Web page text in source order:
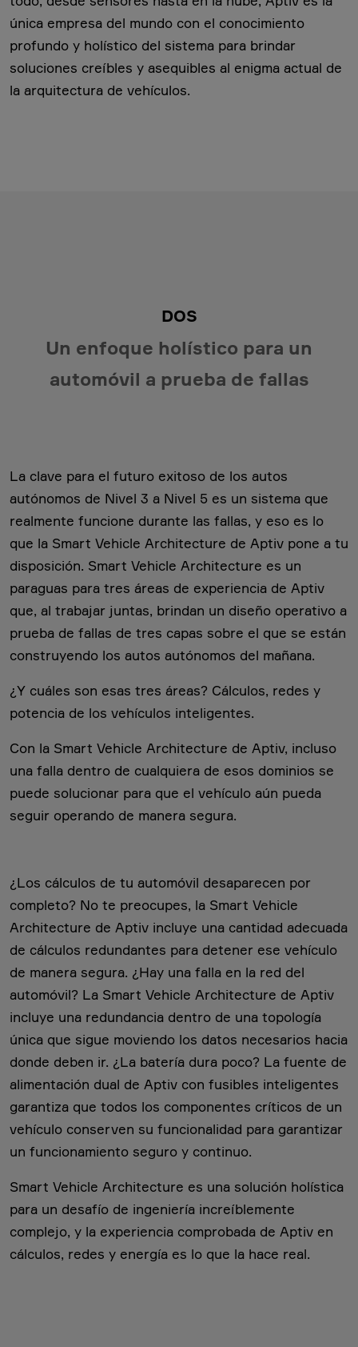
única empresa del mundo con el conocimiento
profundo y holístico del sistema para brindar
soluciones creíbles y asequibles al enigma actual de
la arquitectura de vehículos.
DOS
Un enfoque holístico para un
automóvil a prueba de fallas
La clave para el futuro exitoso de los autos
autónomos de Nivel 3 a Nivel 5 es un sistema que
realmente funcione durante las fallas, y eso es lo
que la Smart Vehicle Architecture de Aptiv pone a tu
disposición. Smart Vehicle Architecture es un
paraguas para tres áreas de experiencia de Aptiv
que, al trabajar juntas, brindan un diseño operativo a
prueba de fallas de tres capas sobre el que se están
construyendo los autos autónomos del mañana.
¿Y cuáles son esas tres áreas? Cálculos, redes y
potencia de los vehículos inteligentes.
Con la Smart Vehicle Architecture de Aptiv, incluso
una falla dentro de cualquiera de esos dominios se
puede solucionar para que el vehículo aún pueda
seguir operando de manera segura.
¿Los cálculos de tu automóvil desaparecen por
completo? No te preocupes, la Smart Vehicle
Architecture de Aptiv incluye una cantidad adecuada
de cálculos redundantes para detener ese vehículo
de manera segura. ¿Hay una falla en la red del
automóvil? La Smart Vehicle Architecture de Aptiv
incluye una redundancia dentro de una topología
única que sigue moviendo los datos necesarios hacia
donde deben ir. ¿La batería dura poco? La fuente de
alimentación dual de Aptiv con fusibles inteligentes
garantiza que todos los componentes críticos de un
vehículo conserven su funcionalidad para garantizar
un funcionamiento seguro y continuo.
Smart Vehicle Architecture es una solución holística
para un desafío de ingeniería increíblemente
complejo, y la experiencia comprobada de Aptiv en
cálculos, redes y energía es lo que la hace real.